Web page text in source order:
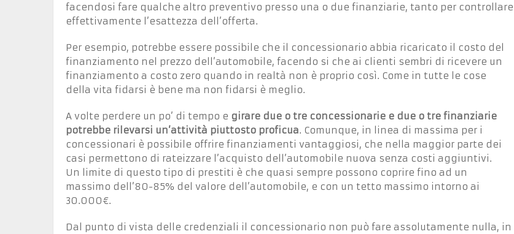
facendosi fare qualche altro preventivo presso una o due finanziarie, tanto per controllare
effettivamente l’esattezza dell’offerta.
Per esempio, potrebbe essere possibile che il concessionario abbia ricaricato il costo del
finanziamento nel prezzo dell’automobile, facendo si che ai clienti sembri di ricevere un
finanziamento a costo zero quando in realtà non è proprio così. Come in tutte le cose
della vita fidarsi è bene ma non fidarsi è meglio.
A volte perdere un po’ di tempo e girare due o tre concessionarie e due o tre finanziarie
potrebbe rilevarsi un’attività piuttosto proficua. Comunque, in linea di massima per i
concessionari è possibile offrire finanziamenti vantaggiosi, che nella maggior parte dei
casi permettono di rateizzare l’acquisto dell’automobile nuova senza costi aggiuntivi.
Un limite di questo tipo di prestiti è che quasi sempre possono coprire fino ad un
massimo dell’80-85% del valore dell’automobile, e con un tetto massimo intorno ai
30.000€.
Dal punto di vista delle credenziali il concessionario non può fare assolutamente nulla, in